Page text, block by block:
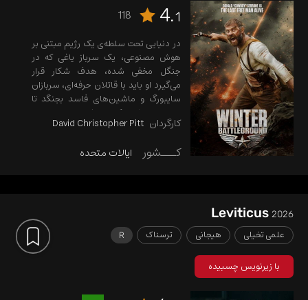
4.1
118
در دنیایی تحت سلطه‌ی یک رژیم مبتنی بر
هوش مصنوعی، یک سرباز یاغی که در
جنگل مخفی شده، هدف شکار قرار
می‌گیرد او باید با قاتلان حرفه‌ای، سربازان
سایبورگ و ماشین‌های فاسد بجنگد تا
سیستم خطرناک هوش مصنوعی را
متوقف کند.
کارگردان David Christopher Pitt
کـــشور ایالات متحده
Leviticus2026
علمی تخیلی هیجانی ترسناک R
با زیرنویس چسبیده